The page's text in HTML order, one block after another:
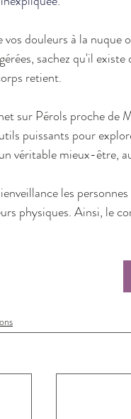
vos douleurs à la
sachez qu'il
retient.
sur Pérols proche de
puissants pour
véritable mieux-être,
les
physiques. Ainsi, le